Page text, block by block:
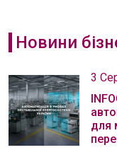
Новини
3
для